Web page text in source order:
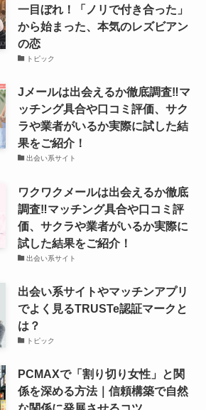
一目ぼれ！「ノリで付き合った」
から始まった、本気のレズビアン
の恋
トピック
Jメールは出会えるか徹底調査‼マ
ッチング具合や口コミ評価、サク
ラや業者がいるか実際に試した結
果をご紹介！
出会い系サイト
ワクワクメールは出会えるか徹底
調査‼マッチング具合や口コミ評
価、サクラや業者がいるか実際に
試した結果をご紹介！
出会い系サイト
出会い系サイトやマッチンアプリ
でよく見るTRUSTe認証マークと
は？
トピック
PCMAXで「割り切り女性」と関
係を深める方法｜信頼構築で自然